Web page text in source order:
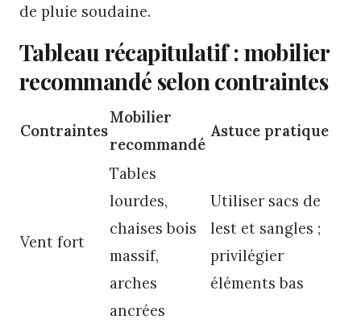
de pluie soudaine.
Tableau récapitulatif : mobilier
recommandé selon contraintes
Contraintes
Mobilier
recommandé
Astuce pratique
Vent fort
Tables
lourdes,
chaises bois
massif,
arches
ancrées
Utiliser sacs de
lest et sangles ;
privilégier
éléments bas